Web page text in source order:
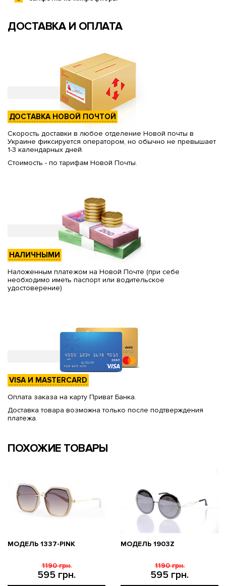
ДОСТАВКА И ОПЛАТА
ДОСТАВКА НОВОЙ ПОЧТОЙ
Скорость доставки в любое отделение Новой почты в
Украине фиксируется оператором, но обычно не превышает
1-3 календарных дней.
Стоимость - по тарифам Новой Почты.
НАЛИЧНЫМИ
Наложенным платежом на Новой Почте (при себе
необходимо иметь паспорт или водительское
удостоверение)
VISA И MASTERCARD
Оплата заказа на карту Приват Банка.
Доставка товара возможна только после подтверждения
платежа.
ПОХОЖИЕ ТОВАРЫ
МОДЕЛЬ 1337-PINK
595 грн.
1190 грн.
МОДЕЛЬ 1903Z
595 грн.
1190 грн.